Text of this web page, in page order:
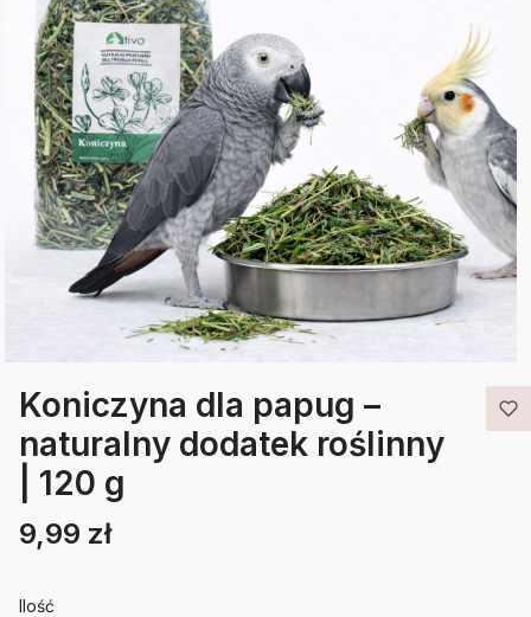
Koniczyna dla papug –
naturalny dodatek roślinny
| 120 g
Etykiety
Cena
9,99 zł
Ilość